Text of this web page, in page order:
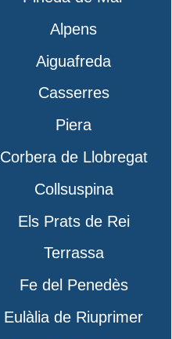
Alpens
Aiguafreda
Casserres
Piera
Corbera de Llobregat
Collsuspina
Els Prats de Rei
Terrassa
Fe del Penedès
Eulàlia de Riuprimer